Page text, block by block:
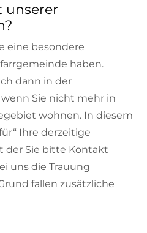
unserer
eine besondere
haben.
dann in der
Sie nicht mehr in
wohnen. In diesem
Ihre derzeitige
der Sie bitte Kontakt
uns die Trauung
fallen zusätzliche